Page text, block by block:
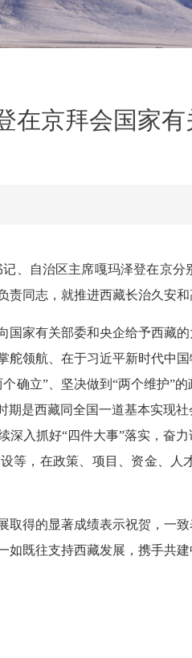
在京拜会国家
、自治区主席嘎玛泽登在京
同志，就推进西藏长治久安
国家有关部委和央企给予西藏
领航、在于习近平新时代中
确立”、坚决做到“两个维护”
是西藏同全国一道基本实现
入抓好“四件大事”落实，奋
等，在政策、项目、资金、
取得的显著成绩表示祝贺，一
既往支持西藏发展，携手共